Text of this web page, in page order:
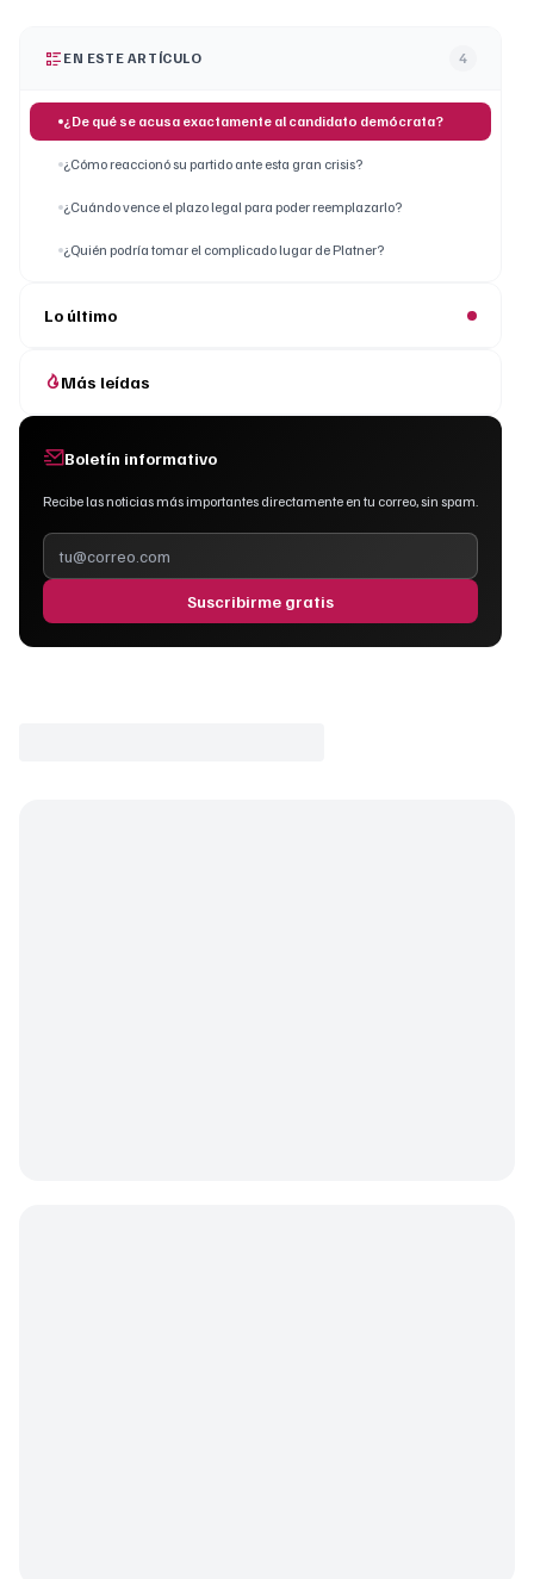
EN ESTE ARTÍCULO 4
¿De qué se acusa exactamente al candidato demócrata?
¿Cómo reaccionó su partido ante esta gran crisis?
¿Cuándo vence el plazo legal para poder reemplazarlo?
¿Quién podría tomar el complicado lugar de Platner?
Lo último
Más leídas
Boletín informativo
Recibe las noticias más importantes directamente en tu correo, sin spam.
Suscribirme gratis